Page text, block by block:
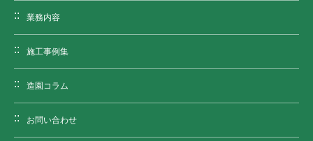
業務内容
施工事例集
造園コラム
お問い合わせ